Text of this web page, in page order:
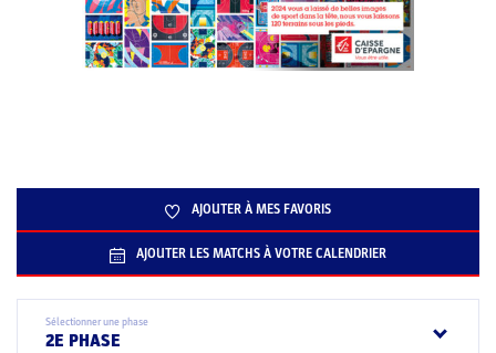
AJOUTER À MES FAVORIS
AJOUTER LES MATCHS À VOTRE CALENDRIER
Sélectionner une phase
2E PHASE